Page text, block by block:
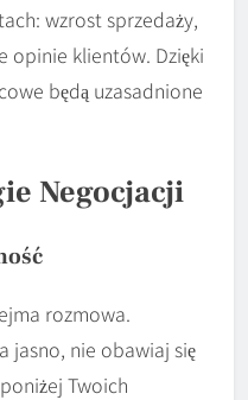
wzrost sprzedaży,
opinie klientów. Dzięki
będą uzasadnione
Negocjacji
rozmowa.
jasno, nie obawiaj się
Twoich